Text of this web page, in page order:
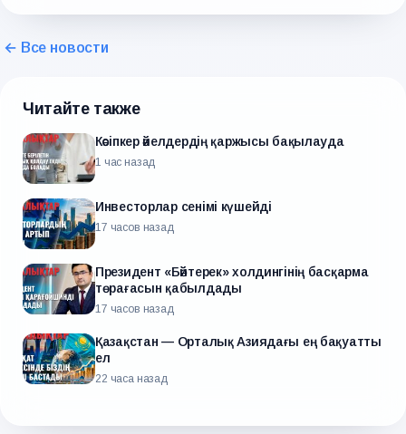
← Все новости
Читайте также
Кәсіпкер әйелдердің қаржысы бақылауда
1 час назад
Инвесторлар сенімі күшейді
17 часов назад
Президент «Бәйтерек» холдингінің басқарма
төрағасын қабылдады
17 часов назад
Қазақстан — Орталық Азиядағы ең бақуатты
ел
22 часа назад